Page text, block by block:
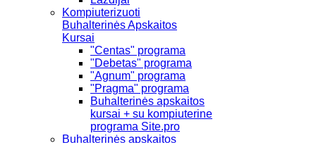
Kompiuterizuoti
Buhalterinės Apskaitos
Kursai
"Centas" programa
"Debetas" programa
"Agnum" programa
"Pragma" programa
Buhalterinės apskaitos
kursai + su kompiuterine
programa Site.pro
Buhalterinės apskaitos